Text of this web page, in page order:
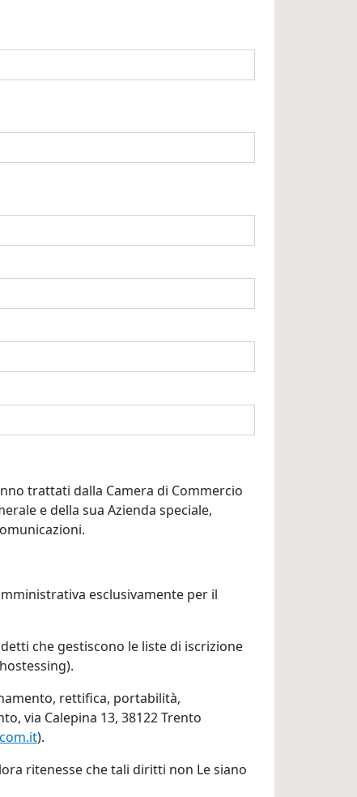
trattati dalla Camera di Commercio
e della sua Azienda speciale,
esclusivamente per il
che gestiscono le liste di iscrizione
rettifica, portabilità,
via Calepina 13, 38122 Trento
).
ritenesse che tali diritti non Le siano